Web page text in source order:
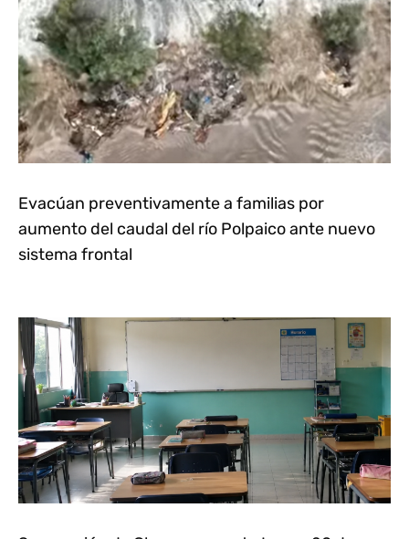
Evacúan preventivamente a familias por
aumento del caudal del río Polpaico ante nuevo
sistema frontal